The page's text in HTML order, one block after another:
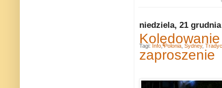
niedziela, 21 grudnia
zaproszenie
Tagi: Info ,Polonia Sydney,